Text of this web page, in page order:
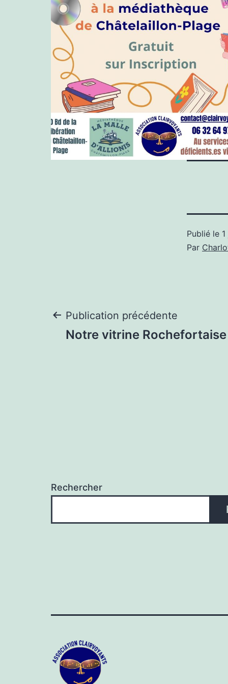
Publié le
Par
Navigation
Publication précédente
Notre vitrine Rochefortaise
Rechercher